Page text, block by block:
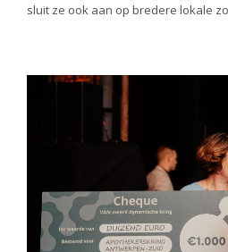
sluit ze ook aan op bredere lokale
Image